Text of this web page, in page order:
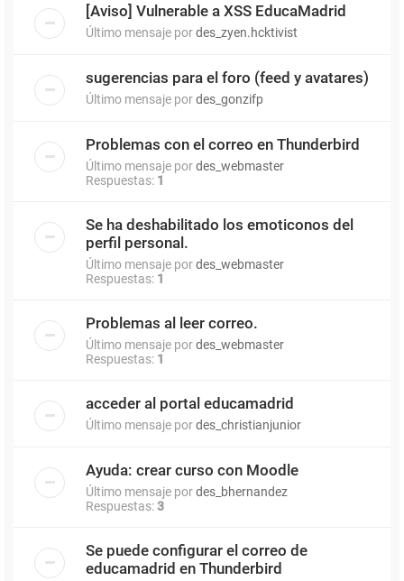
[Aviso] Vulnerable a XSS EducaMadrid
Último mensaje pordes_zyen.hcktivist
sugerencias para el foro (feed y avatares)
Último mensaje pordes_gonzifp
Problemas con el correo en Thunderbird
Último mensaje pordes_webmaster
Respuestas: 1
Se ha deshabilitado los emoticonos del
perfil personal.
Último mensaje pordes_webmaster
Respuestas: 1
Problemas al leer correo.
Último mensaje pordes_webmaster
Respuestas: 1
acceder al portal educamadrid
Último mensaje pordes_christianjunior
Ayuda: crear curso con Moodle
Último mensaje pordes_bhernandez
Respuestas:3
Se puede configurar el correo de
educamadrid en Thunderbird